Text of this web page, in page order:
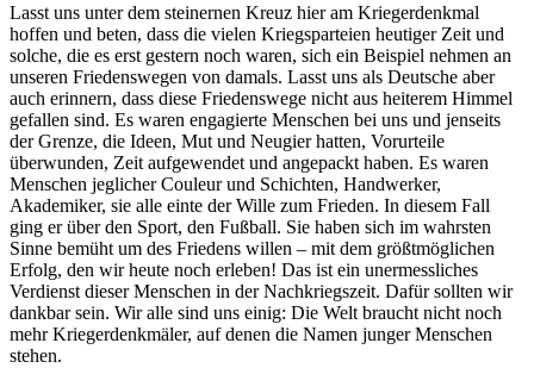
Lasst uns unter dem steinernen Kreuz hier am Kriegerdenkmal
hoffen und beten, dass die vielen Kriegsparteien heutiger Zeit und
solche, die es erst gestern noch waren, sich ein Beispiel nehmen an
unseren Friedenswegen von damals. Lasst uns als Deutsche aber
auch erinnern, dass diese Friedenswege nicht aus heiterem Himmel
gefallen sind. Es waren engagierte Menschen bei uns und jenseits
der Grenze, die Ideen, Mut und Neugier hatten, Vorurteile
überwunden, Zeit aufgewendet und angepackt haben. Es waren
Menschen jeglicher Couleur und Schichten, Handwerker,
Akademiker, sie alle einte der Wille zum Frieden. In diesem Fall
ging er über den Sport, den Fußball. Sie haben sich im wahrsten
Sinne bemüht um des Friedens willen – mit dem größtmöglichen
Erfolg, den wir heute noch erleben! Das ist ein unermessliches
Verdienst dieser Menschen in der Nachkriegszeit. Dafür sollten wir
dankbar sein. Wir alle sind uns einig: Die Welt braucht nicht noch
mehr Kriegerdenkmäler, auf denen die Namen junger Menschen
stehen.